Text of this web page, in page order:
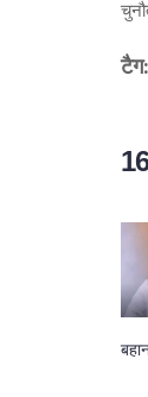
टैग: